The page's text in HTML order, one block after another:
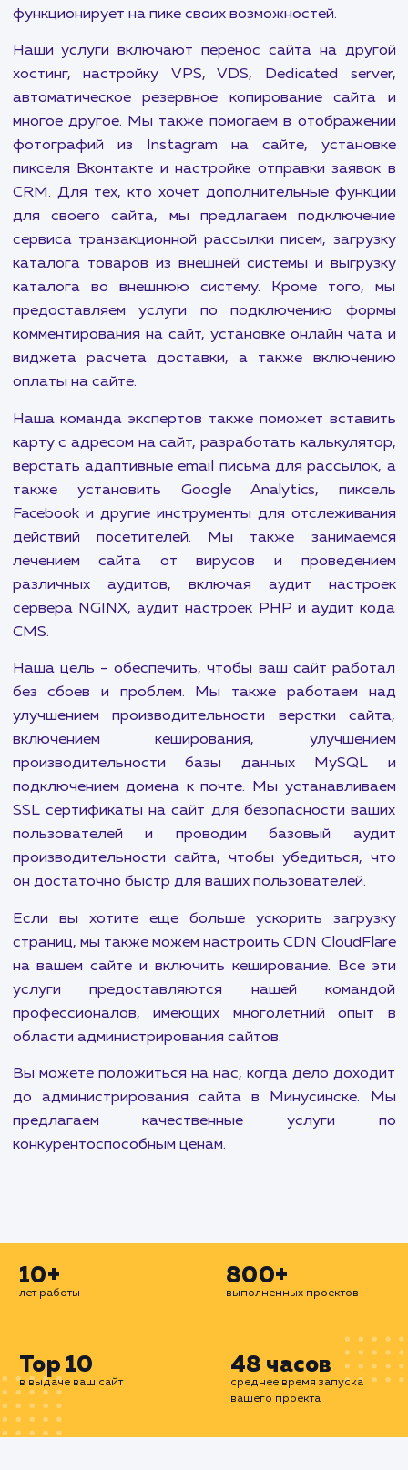
Если вам нужна надежная и опытная команда
администрирования сайта в
находитесь в правильном месте. Мы
виды услуг по поддержке и обслуживанию
чтобы убедиться, что ваш сайт
функционирует на пике своих возможностей.
Наши услуги включают перенос сайта на
хостинг, настройку VPS, VDS, Dedicated
автоматическое резервное копирование
многое другое. Мы также помогаем в
фотографий из Instagram на сайте,
пикселя Вконтакте и настройке отправки
CRM. Для тех, кто хочет дополнительные
сервиса транзакционной рассылки писем,
каталога товаров из внешней системы и
предоставляем услуги по подключению
комментирования на сайт, установке онлайн
виджета расчета доставки, а также
оплаты на сайте.
Наша команда экспертов также поможет
карту с адресом на сайт, разработать
верстать адаптивные email письма для
также установить Google Analytics,
действий посетителей. Мы также
лечением сайта от вирусов и
различных аудитов, включая аудит
сервера NGINX, аудит настроек PHP и аудит
CMS.
Наша цель - обеспечить, чтобы ваш сайт
без сбоев и проблем. Мы также работаем
улучшением производительности верстки
включением кеширования,
пользователей и проводим базовый
производительности сайта, чтобы
Если вы хотите еще больше ускорить
страниц, мы также можем настроить CDN
на вашем сайте и включить кеширование. Все
услуги предоставляются нашей